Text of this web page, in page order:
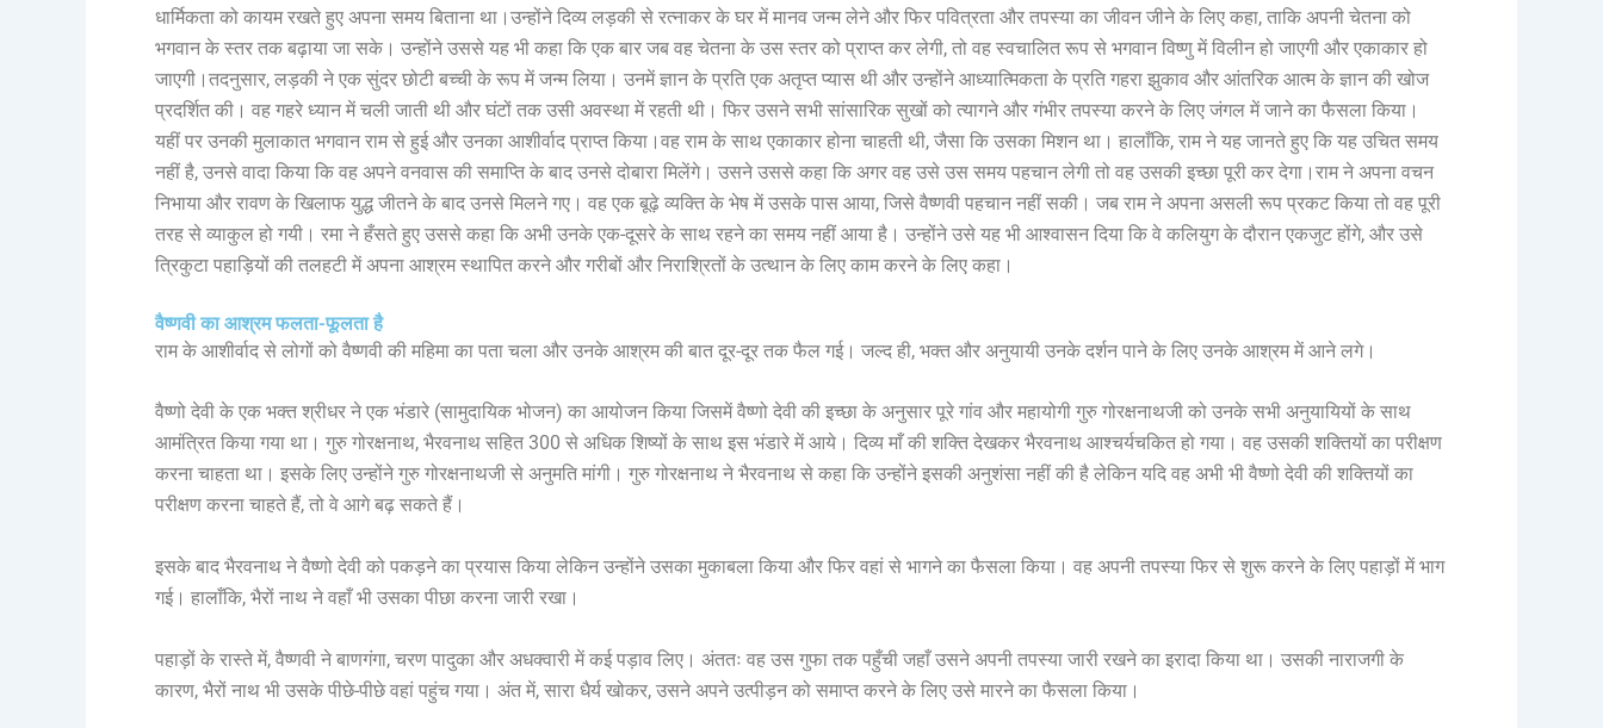
धार्मिकता को कायम रखते हुए अपना समय बिताना था।उन्होंने दिव्य लड़की से रत्नाकर के घर में मानव जन्म लेने और फिर पवित्रता और तपस्या का जीवन जीने के लिए कहा, ताकि अपनी चेतना को
भगवान के स्तर तक बढ़ाया जा सके। उन्होंने उससे यह भी कहा कि एक बार जब वह चेतना के उस स्तर को प्राप्त कर लेगी, तो वह स्वचालित रूप से भगवान विष्णु में विलीन हो जाएगी और एकाकार हो
जाएगी।तदनुसार, लड़की ने एक सुंदर छोटी बच्ची के रूप में जन्म लिया। उनमें ज्ञान के प्रति एक अतृप्त प्यास थी और उन्होंने आध्यात्मिकता के प्रति गहरा झुकाव और आंतरिक आत्म के ज्ञान की खोज
प्रदर्शित की। वह गहरे ध्यान में चली जाती थी और घंटों तक उसी अवस्था में रहती थी। फिर उसने सभी सांसारिक सुखों को त्यागने और गंभीर तपस्या करने के लिए जंगल में जाने का फैसला किया।
यहीं पर उनकी मुलाकात भगवान राम से हुई और उनका आशीर्वाद प्राप्त किया।वह राम के साथ एकाकार होना चाहती थी, जैसा कि उसका मिशन था। हालाँकि, राम ने यह जानते हुए कि यह उचित समय
नहीं है, उनसे वादा किया कि वह अपने वनवास की समाप्ति के बाद उनसे दोबारा मिलेंगे। उसने उससे कहा कि अगर वह उसे उस समय पहचान लेगी तो वह उसकी इच्छा पूरी कर देगा।राम ने अपना वचन
निभाया और रावण के खिलाफ युद्ध जीतने के बाद उनसे मिलने गए। वह एक बूढ़े व्यक्ति के भेष में उसके पास आया, जिसे वैष्णवी पहचान नहीं सकी। जब राम ने अपना असली रूप प्रकट किया तो वह पूरी
तरह से व्याकुल हो गयी। रमा ने हँसते हुए उससे कहा कि अभी उनके एक-दूसरे के साथ रहने का समय नहीं आया है। उन्होंने उसे यह भी आश्वासन दिया कि वे कलियुग के दौरान एकजुट होंगे, और उसे
त्रिकुटा पहाड़ियों की तलहटी में अपना आश्रम स्थापित करने और गरीबों और निराश्रितों के उत्थान के लिए काम करने के लिए कहा।
वैष्णवी का आश्रम फलता-फूलता है
राम के आशीर्वाद से लोगों को वैष्णवी की महिमा का पता चला और उनके आश्रम की बात दूर-दूर तक फैल गई। जल्द ही, भक्त और अनुयायी उनके दर्शन पाने के लिए उनके आश्रम में आने लगे।
वैष्णो देवी के एक भक्त श्रीधर ने एक भंडारे (सामुदायिक भोजन) का आयोजन किया जिसमें वैष्णो देवी की इच्छा के अनुसार पूरे गांव और महायोगी गुरु गोरक्षनाथजी को उनके सभी अनुयायियों के साथ
आमंत्रित किया गया था। गुरु गोरक्षनाथ, भैरवनाथ सहित 300 से अधिक शिष्यों के साथ इस भंडारे में आये। दिव्य माँ की शक्ति देखकर भैरवनाथ आश्चर्यचकित हो गया। वह उसकी शक्तियों का परीक्षण
करना चाहता था। इसके लिए उन्होंने गुरु गोरक्षनाथजी से अनुमति मांगी। गुरु गोरक्षनाथ ने भैरवनाथ से कहा कि उन्होंने इसकी अनुशंसा नहीं की है लेकिन यदि वह अभी भी वैष्णो देवी की शक्तियों का
परीक्षण करना चाहते हैं, तो वे आगे बढ़ सकते हैं।
इसके बाद भैरवनाथ ने वैष्णो देवी को पकड़ने का प्रयास किया लेकिन उन्होंने उसका मुकाबला किया और फिर वहां से भागने का फैसला किया। वह अपनी तपस्या फिर से शुरू करने के लिए पहाड़ों में भाग
गई। हालाँकि, भैरों नाथ ने वहाँ भी उसका पीछा करना जारी रखा।
पहाड़ों के रास्ते में, वैष्णवी ने बाणगंगा, चरण पादुका और अधक्वारी में कई पड़ाव लिए। अंततः वह उस गुफा तक पहुँची जहाँ उसने अपनी तपस्या जारी रखने का इरादा किया था। उसकी नाराजगी के
कारण, भैरों नाथ भी उसके पीछे-पीछे वहां पहुंच गया। अंत में, सारा धैर्य खोकर, उसने अपने उत्पीड़न को समाप्त करने के लिए उसे मारने का फैसला किया।